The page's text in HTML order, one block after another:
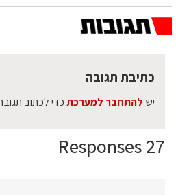
27 Responses
כתיבת תגובה
ישלהתחבר למערכתכדי לכתוב תגובה.